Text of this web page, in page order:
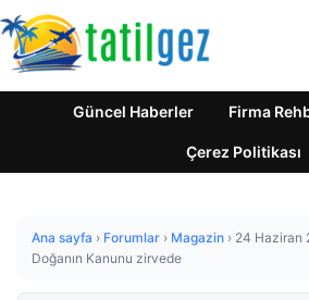
Güncel Haberler Firma
Çerez Politikası
Ana sayfa › Forumlar › Magazin › 24 Haziran
Doğanın Kanunu zirvede